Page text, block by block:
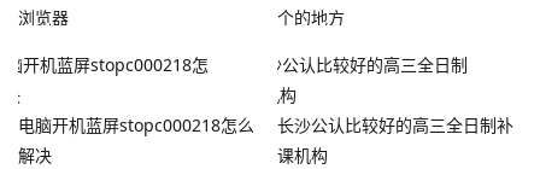
浏览器
个的地方
电脑开机蓝屏stopc000218怎么
解决
长沙公认比较好的高三全日制补
课机构